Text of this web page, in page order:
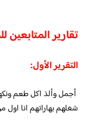
تقارير المتابعين
التقرير الأول:
أجمل وألذ اكل طعم
شغلهم بهاراتهم انا